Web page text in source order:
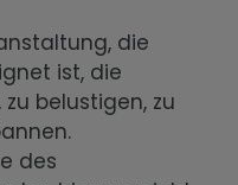
die
ist, die
belustigen, zu
des